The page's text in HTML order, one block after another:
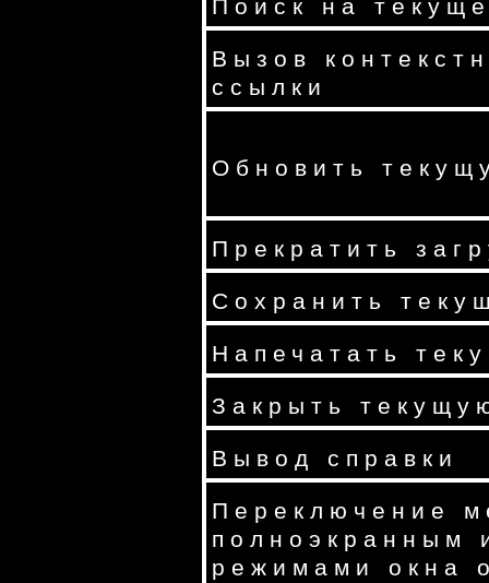
Поиск на
Вызов
ссылки
Обновить
Прекратить
Сохранить
Напечатать
Закрыть
Вывод справки
Переключение
полноэкранным
режимами окна